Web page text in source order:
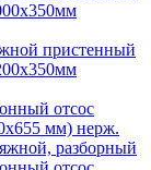
пристенный
отсос
мм) нерж.
разборный